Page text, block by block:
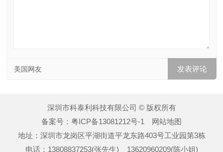
美国网友
深圳市科泰利科技有限公司 © 版权所有
备案号： 粤ICP备13081212号-1
网站地图
地址：深圳市龙岗区平湖街道平龙东路403号工业园第3栋
电话：13808837253(张先生) 13620960209(陈小姐)